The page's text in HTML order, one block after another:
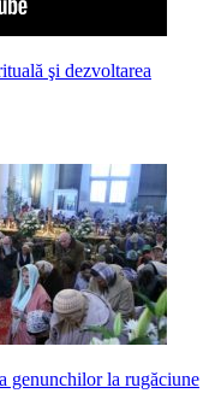
şi dezvoltarea
genunchilor la rugăciune